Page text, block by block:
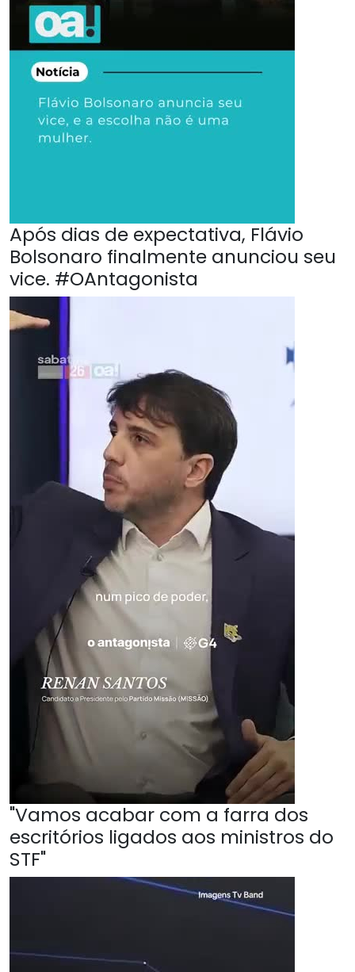
Após dias de expectativa, Flávio
Bolsonaro finalmente anunciou seu
vice. #OAntagonista
"Vamos acabar com a farra dos
escritórios ligados aos ministros do
STF"